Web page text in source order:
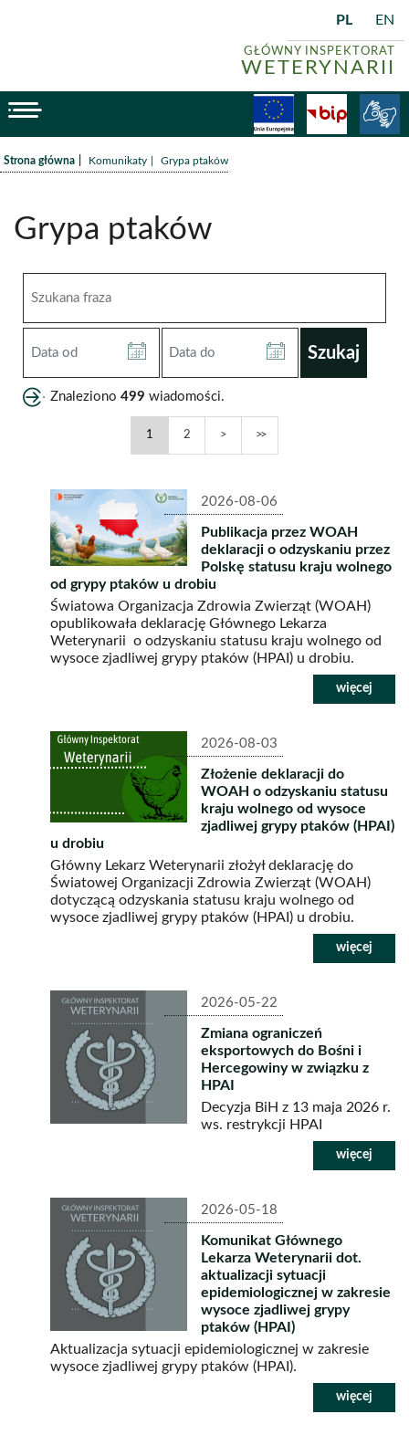
GŁÓWNY INSPEKTORAT
WETERYNARII
PL EN
BiP
Strona główna /Komunikaty /Grypa ptaków
Grypa ptaków
(RRRR-
(RRRR-
MM-
DD)
Znaleziono 499 wiadomości.
Grypa
ptaków
strona
1
Grypa
ptaków
strona
2 NastępnaOstatnia
2026-08-06
Publikacja przez WOAH
deklaracji o odzyskaniu przez
Polskę statusu kraju wolnego
od grypy ptaków u drobiu
Światowa Organizacja Zdrowia Zwierząt (WOAH)
opublikowała deklarację Głównego Lekarza
Weterynarii o odzyskaniu statusu kraju wolnego od
wysoce zjadliwej grypy ptaków (HPAI) u drobiu.
2026-08-03
Złożenie deklaracji do
WOAH o odzyskaniu statusu
kraju wolnego od wysoce
zjadliwej grypy ptaków (HPAI)
u drobiu
Główny Lekarz Weterynarii złożył deklarację do
Światowej Organizacji Zdrowia Zwierząt (WOAH)
dotyczącą odzyskania statusu kraju wolnego od
wysoce zjadliwej grypy ptaków (HPAI) u drobiu.
2026-05-22
Zmiana ograniczeń
eksportowych do Bośni i
Hercegowiny w związku z
HPAI
Decyzja BiH z 13 maja 2026 r.
ws. restrykcji HPAI
2026-05-18
Komunikat Głównego
Lekarza Weterynarii dot.
aktualizacji sytuacji
epidemiologicznej w zakresie
wysoce zjadliwej grypy
ptaków (HPAI)
Aktualizacja sytuacji epidemiologicznej w zakresie
wysoce zjadliwej grypy ptaków (HPAI).